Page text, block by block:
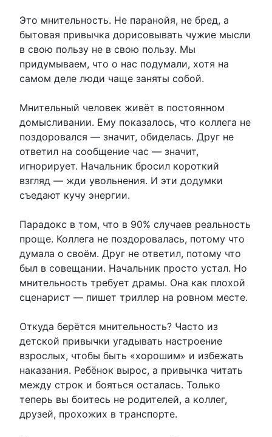
Это мнительность. Не паранойя, не бред, а
бытовая привычка дорисовывать чужие мысли
в свою пользу не в свою пользу. Мы
придумываем, что о нас подумали, хотя на
самом деле люди чаще заняты собой.
Мнительный человек живёт в постоянном
домысливании. Ему показалось, что коллега не
поздоровался — значит, обиделась. Друг не
ответил на сообщение час — значит,
игнорирует. Начальник бросил короткий
взгляд — жди увольнения. И эти додумки
съедают кучу энергии.
Парадокс в том, что в 90% случаев реальность
проще. Коллега не поздоровалась, потому что
думала о своём. Друг не ответил, потому что
был в совещании. Начальник просто устал. Но
мнительность требует драмы. Она как плохой
сценарист — пишет триллер на ровном месте.
Откуда берётся мнительность? Часто из
детской привычки угадывать настроение
взрослых, чтобы быть «хорошим» и избежать
наказания. Ребёнок вырос, а привычка читать
между строк и бояться осталась. Только
теперь вы боитесь не родителей, а коллег,
друзей, прохожих в транспорте.